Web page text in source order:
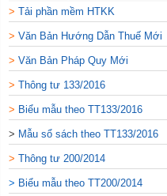
> Tải phần mềm HTKK
> Văn Bản Hướng Dẫn Thuế Mới
> Văn Bản Pháp Quy Mới
> Thông tư 133/2016
> Biểu mẫu theo TT133/2016
> Mẫu sổ sách theo TT133/2016
> Thông tư 200/2014
> Biểu mẫu theo TT200/2014